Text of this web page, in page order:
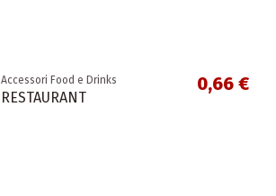
Accessori Food e Drinks
RESTAURANT
0,66 €